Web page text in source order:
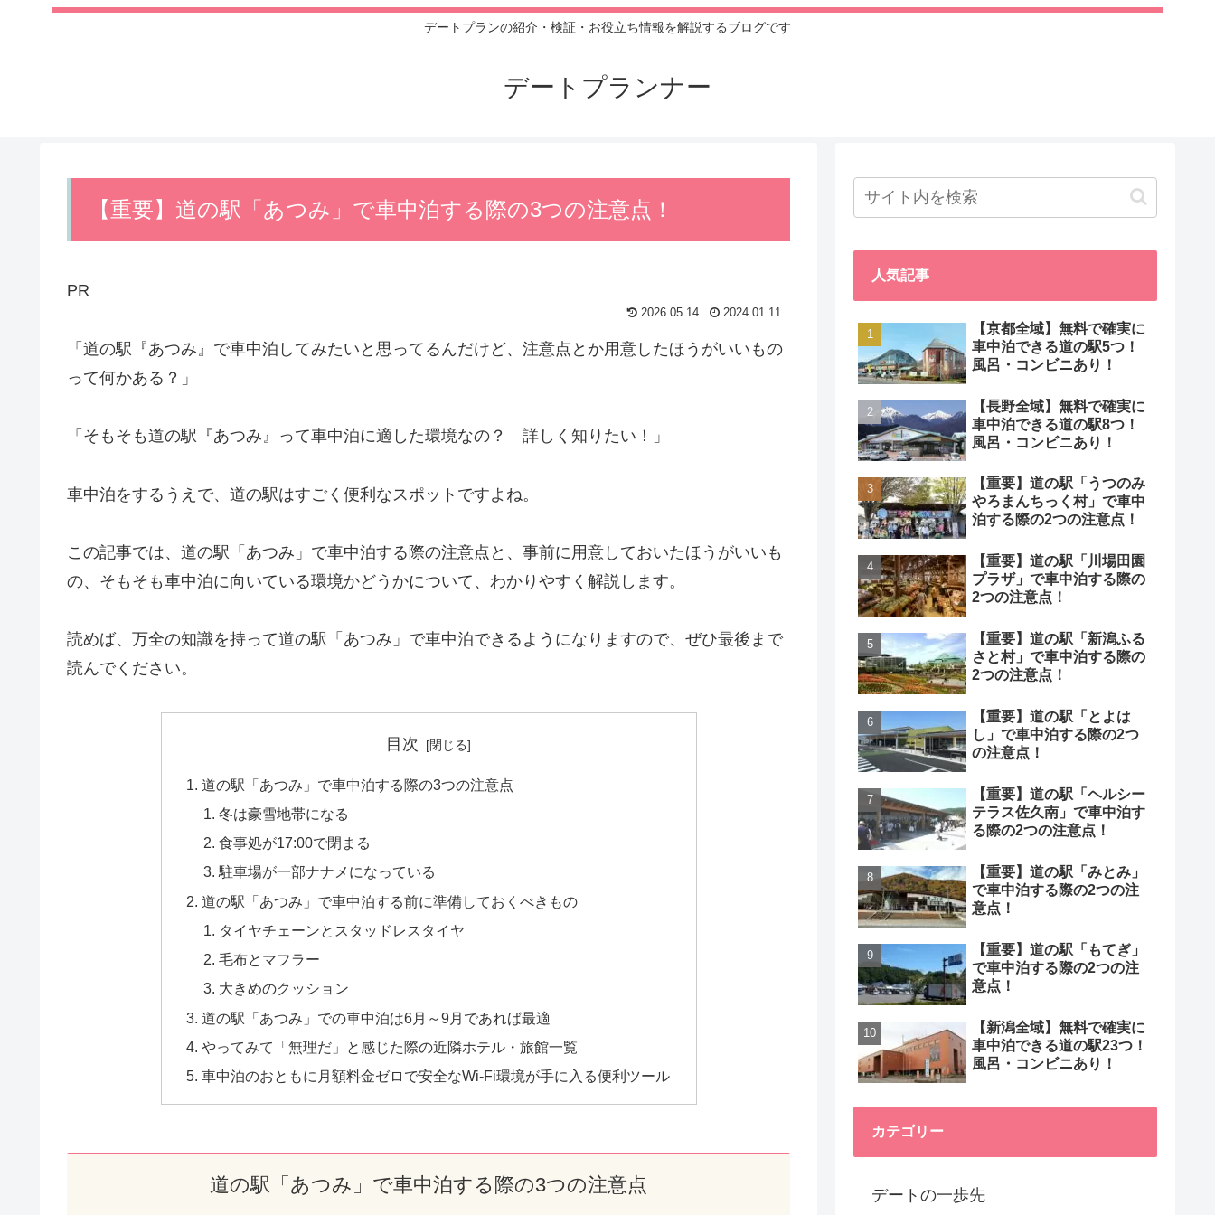
デートプランの紹介・検証・お役立ち情報を解説するブログです
デートプランナー
【重要】道の駅「あつみ」で車中泊する際の3つの注意点！
PR
2026.05.14 2024.01.11
「道の駅『あつみ』で車中泊してみたいと思ってるんだけど、注意点とか用意したほうがいいもの
って何かある？」
「そもそも道の駅『あつみ』って車中泊に適した環境なの？ 詳しく知りたい！」
車中泊をするうえで、道の駅はすごく便利なスポットですよね。
この記事では、道の駅「あつみ」で車中泊する際の注意点と、事前に用意しておいたほうがいいも
の、そもそも車中泊に向いている環境かどうかについて、わかりやすく解説します。
読めば、万全の知識を持って道の駅「あつみ」で車中泊できるようになりますので、ぜひ最後まで
読んでください。
目次
道の駅「あつみ」で車中泊する際の3つの注意点
冬は豪雪地帯になる
食事処が17:00で閉まる
駐車場が一部ナナメになっている
道の駅「あつみ」で車中泊する前に準備しておくべきもの
タイヤチェーンとスタッドレスタイヤ
毛布とマフラー
大きめのクッション
道の駅「あつみ」での車中泊は6月～9月であれば最適
やってみて「無理だ」と感じた際の近隣ホテル・旅館一覧
車中泊のおともに月額料金ゼロで安全なWi-Fi環境が手に入る便利ツール
道の駅「あつみ」で車中泊する際の3つの注意点
人気記事
【京都全域】無料で確実に
車中泊できる道の駅5つ！
風呂・コンビニあり！
【長野全域】無料で確実に
車中泊できる道の駅8つ！
風呂・コンビニあり！
【重要】道の駅「うつのみ
やろまんちっく村」で車中
泊する際の2つの注意点！
【重要】道の駅「川場田園
プラザ」で車中泊する際の
2つの注意点！
【重要】道の駅「新潟ふる
さと村」で車中泊する際の
2つの注意点！
【重要】道の駅「とよは
し」で車中泊する際の2つ
の注意点！
【重要】道の駅「ヘルシー
テラス佐久南」で車中泊す
る際の2つの注意点！
【重要】道の駅「みとみ」
で車中泊する際の2つの注
意点！
【重要】道の駅「もてぎ」
で車中泊する際の2つの注
意点！
【新潟全域】無料で確実に
車中泊できる道の駅23つ！
風呂・コンビニあり！
カテゴリー
デートの一歩先